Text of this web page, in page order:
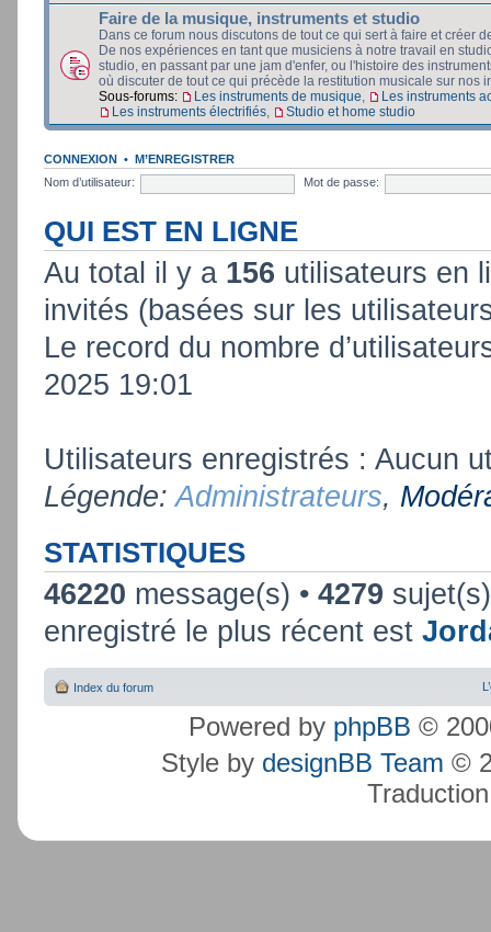
Faire de la musique, instruments et studio
Dans ce forum nous discutons de tout ce qui sert à faire et créer
De nos expériences en tant que musiciens à notre travail en
studio, en passant par une jam d'enfer, ou l'histoire des
où discuter de tout ce qui précède la restitution musicale sur nos
Sous-forums:
Les instruments de musique
Les instruments
Les instruments électrifiés
Studio et home studio
CONNEXION • M’ENREGISTRER
Nom d’utilisateur:
Mot de passe:
QUI EST EN LIGNE
Au total il y a 156 utilisateurs en
invités (basées sur les
Le record du nombre
2025 19:01
Utilisateurs enregistrés : Aucun
Légende:Administrateurs,
STATISTIQUES
46220 message(s) • 4279
enregistré le plus récent est
Index du forum
Powered by phpBB ©
Style by designBB Team ©